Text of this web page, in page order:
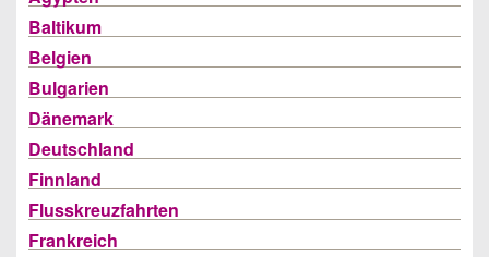
Baltikum
Belgien
Bulgarien
Dänemark
Deutschland
Finnland
Flusskreuzfahrten
Frankreich